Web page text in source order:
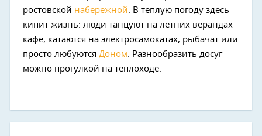
ростовской набережной. В теплую погоду здесь
кипит жизнь: люди танцуют на летних верандах
кафе, катаются на электросамокатах, рыбачат или
просто любуются Доном. Разнообразить досуг
можно прогулкой на теплоходе.